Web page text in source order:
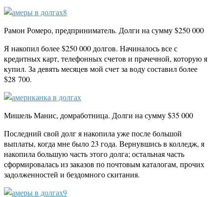
Рамон Ромеро, предприниматель. Долги на сумму $250 000
Я накопил более $250 000 долгов. Начиналось все с
кредитных карт, телефонных счетов и прачечной, которую я
купил. За девять месяцев мой счет за воду составил более
$28 700.
Мишель Манис, домработница. Долги на сумму $35 000
Последний свой долг я накопила уже после большой
выплаты, когда мне было 23 года. Вернувшись в колледж, я
накопила большую часть этого долга; остальная часть
сформировалась из заказов по почтовым каталогам, прочих
задолженностей и бездомного скитания.